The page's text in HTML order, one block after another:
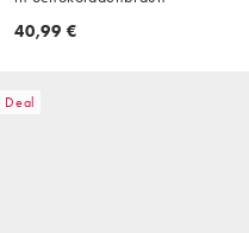
40,99 €
Deal